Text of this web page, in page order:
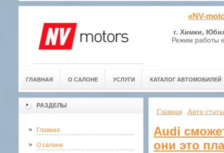
«NV-
г. Химки,
Режим работы
ГЛАВНАЯ О САЛОНЕ УСЛУГИ КАТАЛОГ АВТОМОБИЛЕЙ
РАЗДЕЛЫ
Главная
О салоне
Главная Авто
Audi
они это